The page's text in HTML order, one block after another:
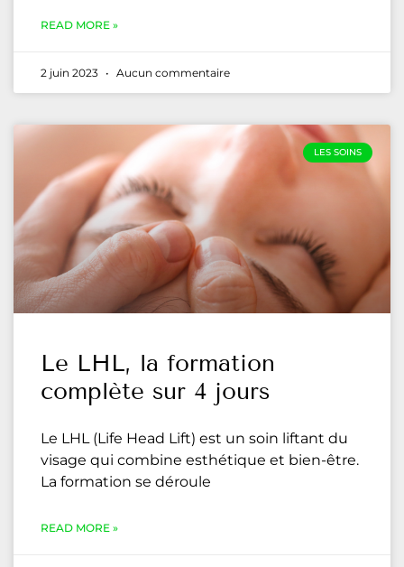
READ MORE »
2 juin 2023 Aucun commentaire
LES SOINS
Le LHL, la formation
complète sur 4 jours
Le LHL (Life Head Lift) est un soin liftant du
visage qui combine esthétique et bien-être.
La formation se déroule
READ MORE »